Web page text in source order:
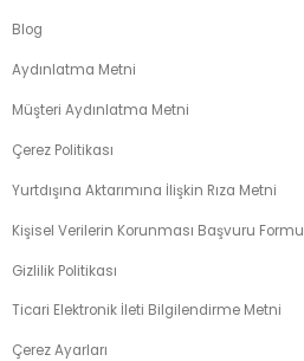
Blog
Aydınlatma Metni
Müşteri Aydınlatma Metni
Çerez Politikası
Yurtdışına Aktarımına İlişkin Rıza Metni
Kişisel Verilerin Korunması Başvuru Formu
Gizlilik Politikası
Ticari Elektronik İleti Bilgilendirme Metni
Çerez Ayarları